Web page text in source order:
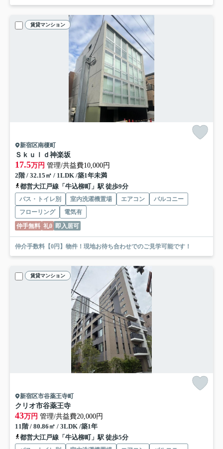
賃貸マンション
新宿区南榎町
Ｓｋｕｌｄ神楽坂
17.5万円 管理/共益費10,000円
2階 / 32.15㎡ / 1LDK /築1年未満
都営大江戸線「牛込柳町」駅 徒歩9分
バス・トイレ別 室内洗濯機置場 エアコン
バルコニー
フローリング
電気有
仲手無料 礼0 即入居可
仲介手数料【0円】物件！現地お待ち合わせでのご見学可能です！
賃貸マンション
新宿区市谷薬王寺町
クリオ市谷薬王寺
43万円 管理/共益費20,000円
11階 / 80.86㎡ / 3LDK /築1年
都営大江戸線「牛込柳町」駅 徒歩5分